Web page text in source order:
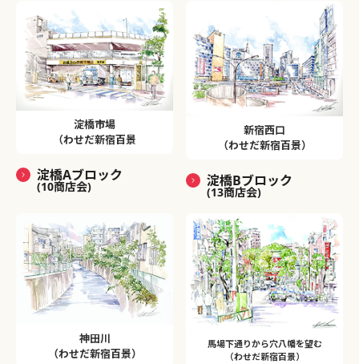
淀橋市場
（わせだ新宿百景
淀橋Aブロック
(10商店会)
新宿西口
（わせだ新宿百景）
淀橋Bブロック
(13商店会)
神田川
（わせだ新宿百景）
馬場下通りから穴八幡を望む
（わせだ新宿百景）